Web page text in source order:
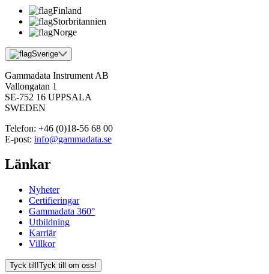
Finland
Storbritannien
Norge
Sverige
Gammadata Instrument AB
Vallongatan 1
SE-752 16 UPPSALA
SWEDEN
Telefon: +46 (0)18-56 68 00
E-post: info@gammadata.se
Länkar
Nyheter
Certifieringar
Gammadata 360°
Utbildning
Karriär
Villkor
Tyck till!Tyck till om oss!